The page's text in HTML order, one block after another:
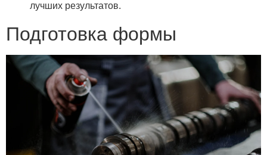
лучших результатов.
Подготовка формы